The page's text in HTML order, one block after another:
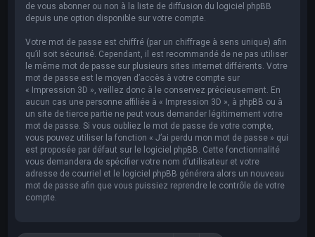
de vous abonner ou non à la liste de diffusion du logiciel phpBB
depuis une option disponible sur votre compte.
Votre mot de passe est chiffré (par un chiffrage à sens unique) afin
qu’il soit sécurisé. Cependant, il est recommandé de ne pas utiliser
le même mot de passe sur plusieurs sites internet différents. Votre
mot de passe est le moyen d’accès à votre compte sur
« Impression 3D », veillez donc à le conservez précieusement. En
aucun cas une personne affiliée à « Impression 3D », à phpBB ou à
un site de tierce partie ne peut vous demander légitimement votre
mot de passe. Si vous oubliez le mot de passe de votre compte,
vous pouvez utiliser la fonction « J’ai perdu mon mot de passe » qui
est proposée par défaut sur le logiciel phpBB. Cette fonctionnalité
vous demandera de spécifier votre nom d’utilisateur et votre
adresse de courriel et le logiciel phpBB générera alors un nouveau
mot de passe afin que vous puissiez reprendre le contrôle de votre
compte.